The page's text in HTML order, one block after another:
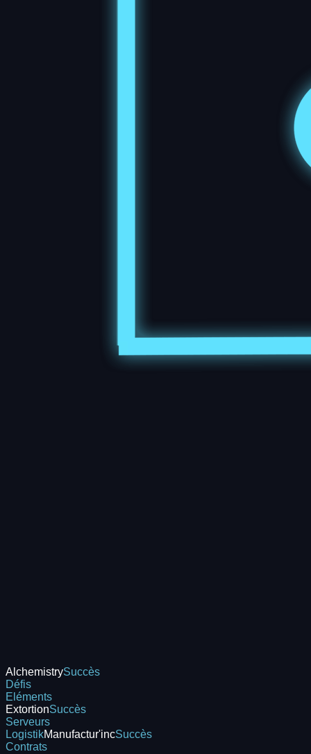
AlchemistrySuccès
Défis
Eléments
ExtortionSuccès
Serveurs
LogistikManufactur'incSuccès
Contrats